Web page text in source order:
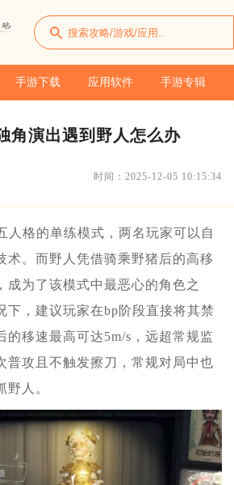
手游下载 应用软件 手游专辑
角演出遇到野人怎么办
时间：2025-12-05 10:15:34
人格的单练模式，两名玩家可以自
术。而野人凭借骑乘野猪后的高移
成为了该模式中最恶心的角色之
下，建议玩家在bp阶段直接将其禁
的移速最高可达5m/s，远超常规监
普攻且不触发擦刀，常规对局中也
野人。